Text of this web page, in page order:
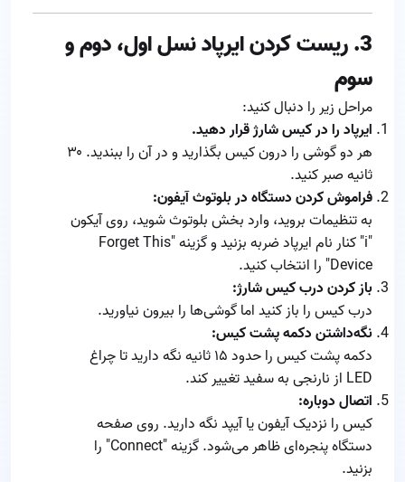
3. ریست کردن ایرپاد نسل اول، دوم و
سوم
مراحل زیر را دنبال کنید:
ایرپاد را در کیس شارژ قرار دهید.
هر دو گوشی را درون کیس بگذارید و در آن را ببندید. ۳۰
ثانیه صبر کنید.
فراموش کردن دستگاه در بلوتوث آیفون:
به تنظیمات بروید، وارد بخش بلوتوث شوید، روی آیکون
"i" کنار نام ایرپاد ضربه بزنید و گزینه "Forget This
Device" را انتخاب کنید.
باز کردن درب کیس شارژ:
درب کیس را باز کنید اما گوشی‌ها را بیرون نیاورید.
نگه‌داشتن دکمه پشت کیس:
دکمه پشت کیس را حدود ۱۵ ثانیه نگه دارید تا چراغ
LED از نارنجی به سفید تغییر کند.
اتصال دوباره:
کیس را نزدیک آیفون یا آیپد نگه دارید. روی صفحه
دستگاه پنجره‌ای ظاهر می‌شود. گزینه "Connect" را
بزنید.